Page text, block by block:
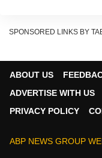
‘दिल तो पागल है’में
SPONSORED LINKS BY
ABOUT US
ADVERTISE WITH US
PRIVACY POLICY
ABP NEWS GROUP